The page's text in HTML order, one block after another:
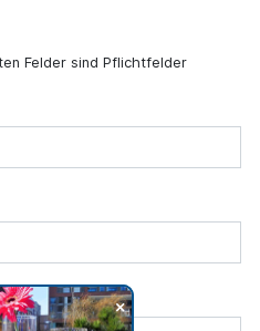
+
Felder sind Pflichtfelder